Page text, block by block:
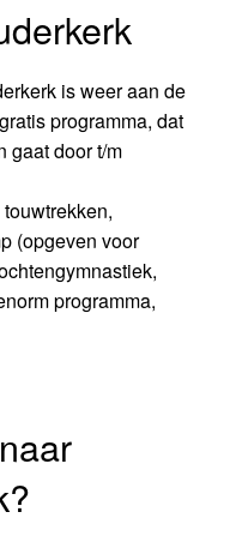
is weer aan de
programma, dat
gaat door t/m
(opgeven voor
programma,